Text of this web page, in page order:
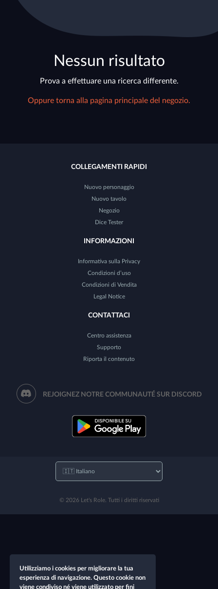
Nessun risultato
Prova a effettuare una ricerca differente.
Oppure torna alla pagina principale del negozio.
COLLEGAMENTI RAPIDI
Nuovo personaggio
Nuovo tavolo
Negozio
Dice Tester
INFORMAZIONI
Informativa sulla Privacy
Condizioni d’uso
Condizioni di Vendita
Legal Notice
CONTATTACI
Centro assistenza
Supporto
Riporta il contenuto
REJOIGNEZ NOTRE COMMUNAUTÉ SUR DISCORD
© 2026 Let's Role. Tutti i diritti riservati
Utilizziamo i cookies per migliorare la tua
esperienza di navigazione. Questo cookie non
viene condiviso né viene utilizzato per fini